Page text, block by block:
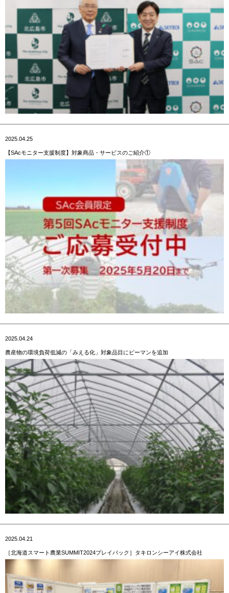
2025.04.25
【SAcモニター支援制度】対象商品・サービスのご紹介①
2025.04.24
農産物の環境負荷低減の「みえる化」対象品目にピーマンを追加
2025.04.21
［北海道スマート農業SUMMIT2024プレイバック］タキロンシーアイ株式会社